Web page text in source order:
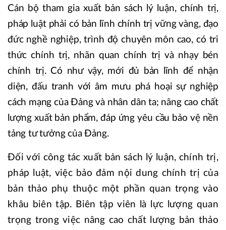
Cán bộ tham gia xuất bản sách lý luận, chính trị,
pháp luật phải có bản lĩnh chính trị vững vàng, đạo
đức nghề nghiệp, trình độ chuyên môn cao, có tri
thức chính trị, nhãn quan chính trị và nhạy bén
chính trị. Có như vậy, mới đủ bản lĩnh để nhận
diện, đấu tranh với âm mưu phá hoại sự nghiệp
cách mạng của Đảng và nhân dân ta; nâng cao chất
lượng xuất bản phẩm, đáp ứng yêu cầu bảo vệ nền
tảng tư tưởng của Đảng.
Đối với công tác xuất bản sách lý luận, chính trị,
pháp luật, việc bảo đảm nội dung chính trị của
bản thảo phụ thuộc một phần quan trọng vào
khâu biên tập. Biên tập viên là lực lượng quan
trọng trong việc nâng cao chất lượng bản thảo